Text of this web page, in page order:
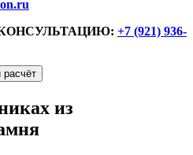
+7 (921) 936-
из